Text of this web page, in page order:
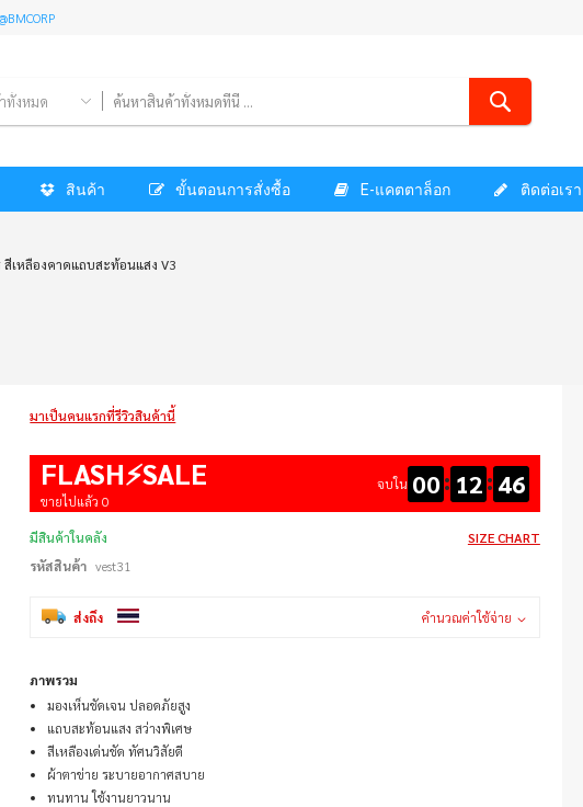
ทั้งหมด
สินค้า ขั้นตอนการสั่งซื้อ E-แคตตาล็อก ติดต่อเรา
สีเหลืองคาดแถบสะท้อนแสง V3
มาเป็นคนแรกที่รีวิวสินค้านี้
FLASH⚡SALE
ขายไปแล้ว 0
จบใน 00: 12: 45
มีสินค้าในคลัง
รหัสสินค้า vest31
SIZE CHART
ส่งถึง คำนวณค่าใช้จ่าย
ภาพรวม
มองเห็นชัดเจน ปลอดภัยสูง
แถบสะท้อนแสง สว่างพิเศษ
สีเหลืองเด่นชัด ทัศนวิสัยดี
ผ้าตาข่าย ระบายอากาศสบาย
ทนทาน ใช้งานยาวนาน